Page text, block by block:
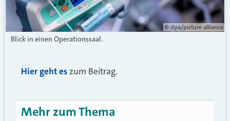
© dpa/picture alliance
Blick in einen Operationssaal.
Hier geht eszum Beitrag.
Mehr zum Thema